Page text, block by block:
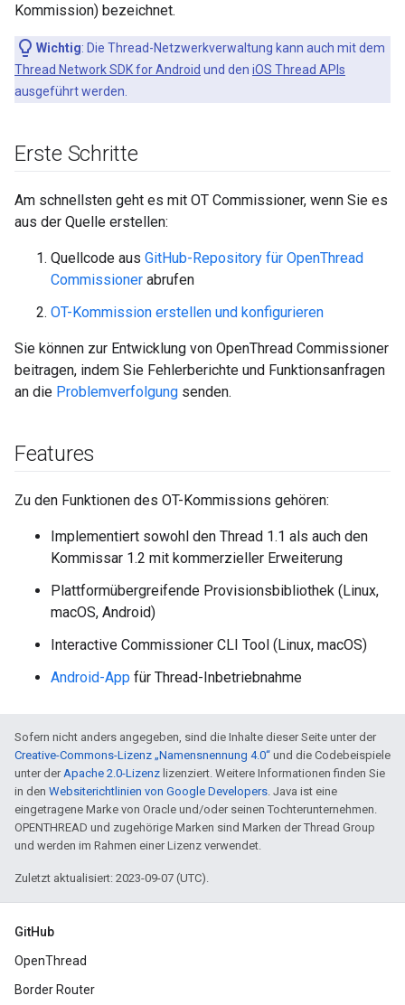
Kommission) bezeichnet.
Wichtig: Die Thread-Netzwerkverwaltung kann auch mit dem
Thread Network SDK for Android und den iOS Thread APIs
ausgeführt werden.
Erste Schritte
Am schnellsten geht es mit OT Commissioner, wenn Sie es
aus der Quelle erstellen:
Quellcode aus GitHub-Repository für OpenThread
Commissioner abrufen
OT-Kommission erstellen und konfigurieren
Sie können zur Entwicklung von OpenThread Commissioner
beitragen, indem Sie Fehlerberichte und Funktionsanfragen
an die Problemverfolgung senden.
Features
Zu den Funktionen des OT-Kommissions gehören:
Implementiert sowohl den Thread 1.1 als auch den
Kommissar 1.2 mit kommerzieller Erweiterung
Plattformübergreifende Provisionsbibliothek (Linux,
macOS, Android)
Interactive Commissioner CLI Tool (Linux, macOS)
Android-App für Thread-Inbetriebnahme
Sofern nicht anders angegeben, sind die Inhalte dieser Seite unter der
Creative-Commons-Lizenz „Namensnennung 4.0“ und die Codebeispiele
unter der Apache 2.0-Lizenz lizenziert. Weitere Informationen finden Sie
in den Websiterichtlinien von Google Developers . Java ist eine
eingetragene Marke von Oracle und/oder seinen Tochterunternehmen.
OPENTHREAD und zugehörige Marken sind Marken der Thread Group
und werden im Rahmen einer Lizenz verwendet.
Zuletzt aktualisiert: 2023-09-07 (UTC).
GitHub
OpenThread
Border Router